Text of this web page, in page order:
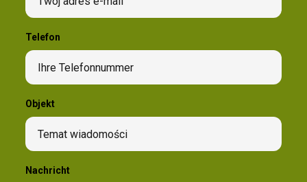
Telefon
Objekt
Nachricht